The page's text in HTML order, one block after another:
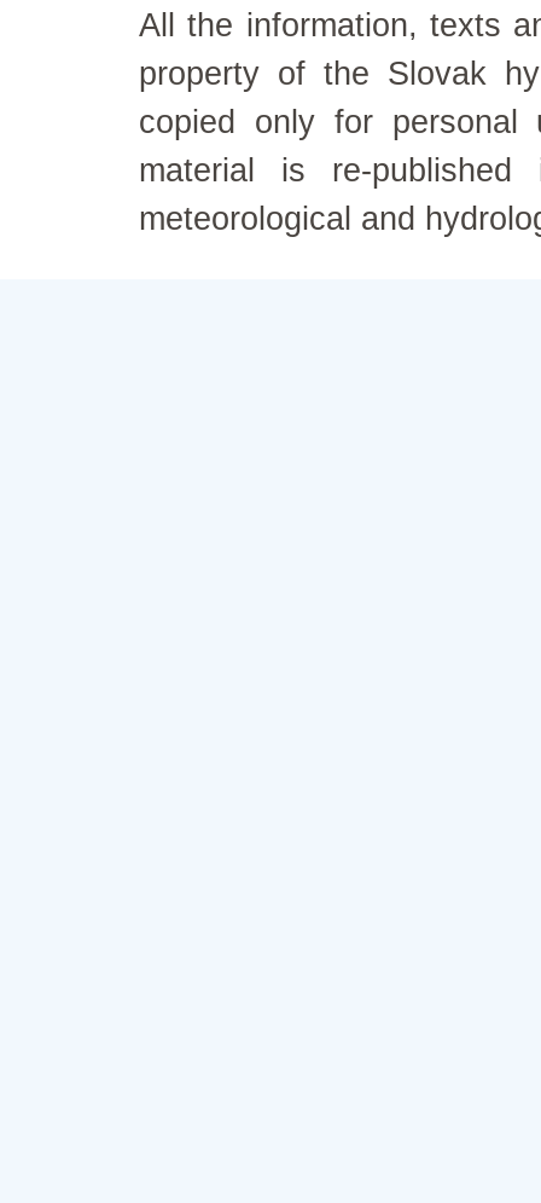
All the information, texts
property of the Slovak
copied only for personal
material is re-
meteorological and